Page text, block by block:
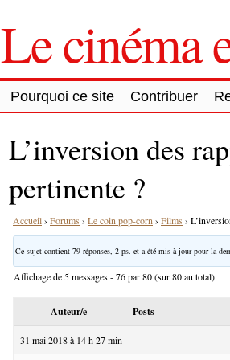
Le cinéma
Pourquoi ce site Contribuer
L’inversion des
pertinente ?
Accueil› Forums › Le coin pop-corn › Films ›
Ce sujet contient 79 réponses, 2 ps. et a été mis à jour pour la
Affichage de 5 messages - 76 par 80 (sur 80 au total)
Auteur/e Posts
31 mai 2018 à 14 h 27 min